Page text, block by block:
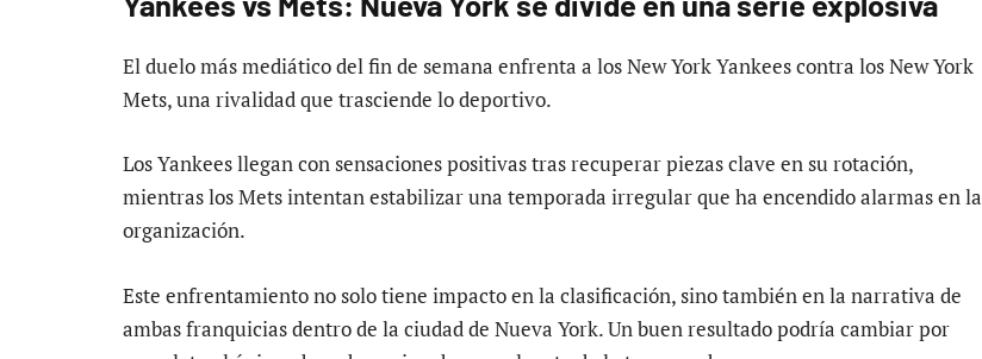
El duelo más mediático del fin de semana enfrenta a los New York Yankees contra los New York
Mets, una rivalidad que trasciende lo deportivo.
Los Yankees llegan con sensaciones positivas tras recuperar piezas clave en su rotación,
mientras los Mets intentan estabilizar una temporada irregular que ha encendido alarmas en la
organización.
Este enfrentamiento no solo tiene impacto en la clasificación, sino también en la narrativa de
ambas franquicias dentro de la ciudad de Nueva York. Un buen resultado podría cambiar por